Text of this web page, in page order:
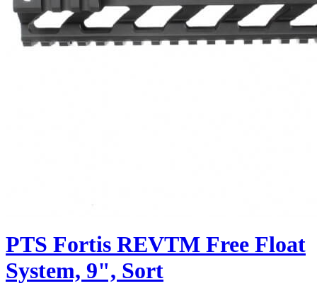
PTS Fortis REVTM Free Float
System, 9", Sort